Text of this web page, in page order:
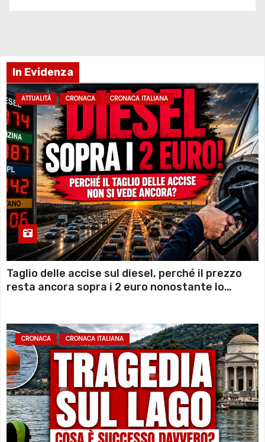
In Evidenza
ATTUALITÀ CRONACA CRONACA ITALIANA
Taglio delle accise sul diesel, perché il prezzo
resta ancora sopra i 2 euro nonostante lo
CRONACA CRONACA ITALIANA